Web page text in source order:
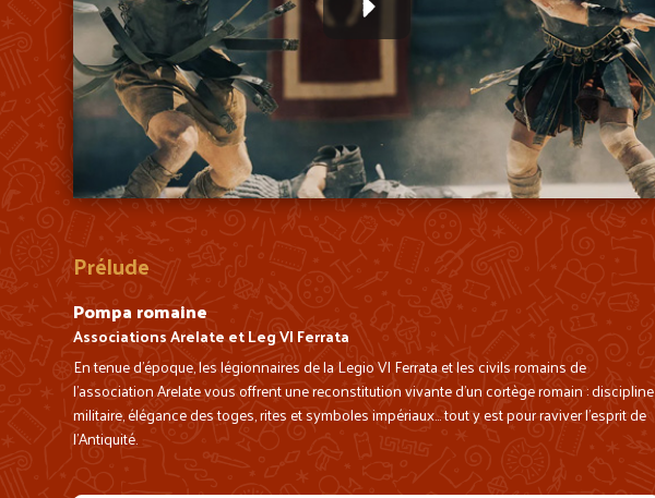
Prélude
Pompa romaine
Associations Arelate et Leg VI Ferrata
En tenue d’époque, les légionnaires de la Legio VI Ferrata et les civils romains de
l’association Arelate vous offrent une reconstitution vivante d’un cortège romain : discipline
militaire, élégance des toges, rites et symboles impériaux… tout y est pour raviver l’esprit de
l’Antiquité.